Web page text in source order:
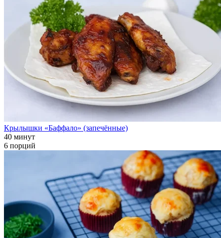
Крылышки «Баффало» (запечённые)
40 минут
6 порций